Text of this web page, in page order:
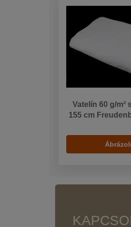
Vatelín 60 g/m²
155 cm